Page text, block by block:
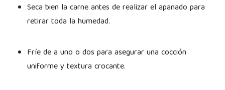
Seca bien la carne antes de realizar el apanado para
retirar toda la humedad.
Fríe de a uno o dos para asegurar una cocción
uniforme y textura crocante.